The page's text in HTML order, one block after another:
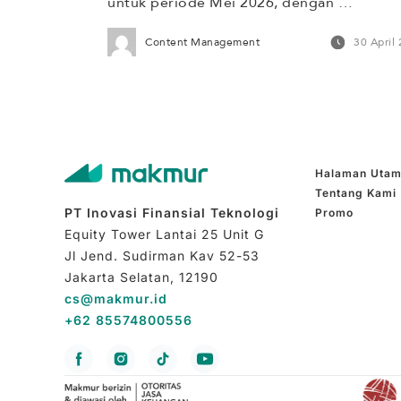
pengumuman evaluasi final pada Juni 2026.
Kebijakan ini berpotensi menahan aliran
[…]
Content Management 30 April
PT Inovasi Finansial Teknologi
Equity Tower Lantai 25 Unit G
Jl Jend. Sudirman Kav 52-53
Jakarta Selatan, 12190
cs@makmur.id
+62 85574800556
Halaman
Tentang Kami
Promo